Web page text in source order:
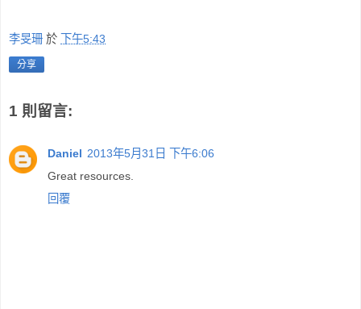
李旻珊 於 下午5:43
分享
1 則留言:
Daniel 2013年5月31日 下午6:06
Great resources.
回覆